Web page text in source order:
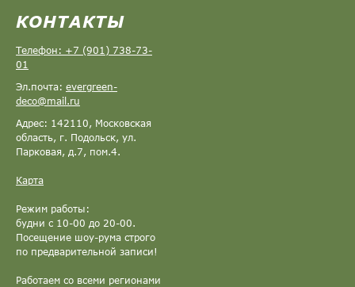
КОНТАКТЫ
Телефон: +7 (901) 738-73-
01
Эл.почта: evergreen-
deco@mail.ru
Адрес: 142110, Московская
область, г. Подольск, ул.
Парковая, д.7, пом.4.
Карта
Режим работы:
будни с 10-00 до 20-00.
Посещение шоу-рума строго
по предварительной записи!
Работаем со всеми регионами